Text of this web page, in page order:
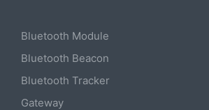
Bluetooth Module
Bluetooth Beacon
Bluetooth Tracker
Gateway